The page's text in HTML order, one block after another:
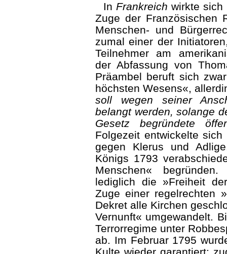
In Frankreich wirkte sich
Zuge der Französischen
Menschen- und
zumal einer der
Teilnehmer am
der Abfassung von
Präambel beruft sich
höchsten Wesens«,
soll wegen seiner
belangt werden, solange
Gesetz begründete
Folgezeit entwickelte
gegen Klerus und
Königs 1793
Menschen«
lediglich die »Freiheit
Zuge einer regelrechten
Dekret alle Kirchen
Vernunft« umgewandelt.
Terrorregime unter
ab. Im Februar 1795